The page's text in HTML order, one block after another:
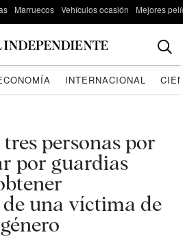
Marruecos Vehículos ocasión Mejores
INTERNACIONAL
personas por
por guardias
una víctima de